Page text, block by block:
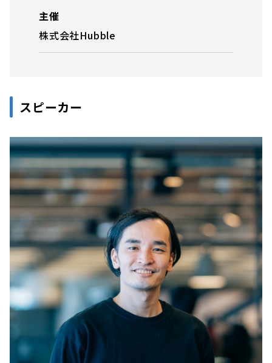
主催
株式会社Hubble
スピーカー